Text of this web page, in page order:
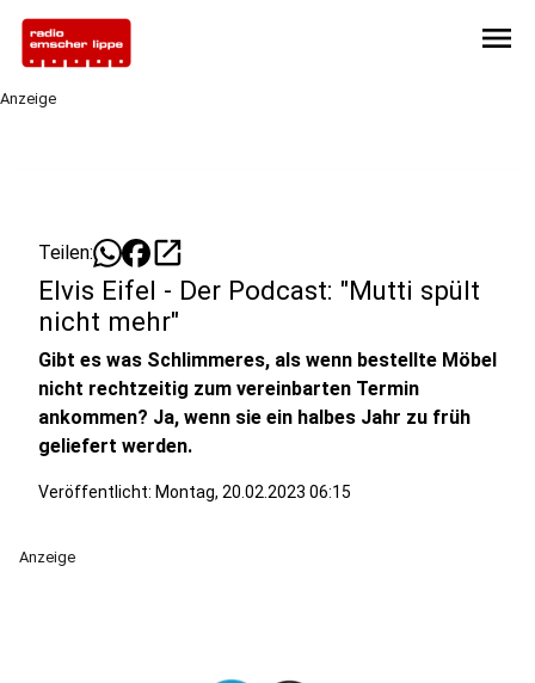
menu
Anzeige
Teilen: open_in_new
Elvis Eifel - Der Podcast: "Mutti spült
nicht mehr"
Gibt es was Schlimmeres, als wenn bestellte Möbel
nicht rechtzeitig zum vereinbarten Termin
ankommen? Ja, wenn sie ein halbes Jahr zu früh
geliefert werden.
Veröffentlicht: Montag, 20.02.2023 06:15
Anzeige